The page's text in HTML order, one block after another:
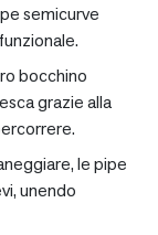
semicurve
bocchino
grazie alla
le pipe
unendo